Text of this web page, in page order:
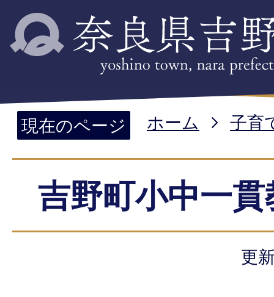
現在のページ ホーム 子育
吉野町小中一貫
更